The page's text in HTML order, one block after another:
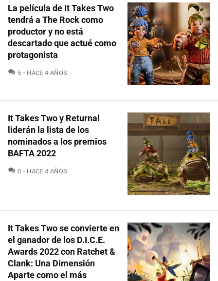
La película de It Takes Two
tendrá a The Rock como
productor y no está
descartado que actué como
protagonista
5 COMENTARIOS
HACE 4 AÑOS
It Takes Two y Returnal
liderán la lista de los
nominados a los premios
BAFTA 2022
0 COMENTARIOS
HACE 4 AÑOS
It Takes Two se convierte en
el ganador de los D.I.C.E.
Awards 2022 con Ratchet &
Clank: Una Dimensión
Aparte como el más